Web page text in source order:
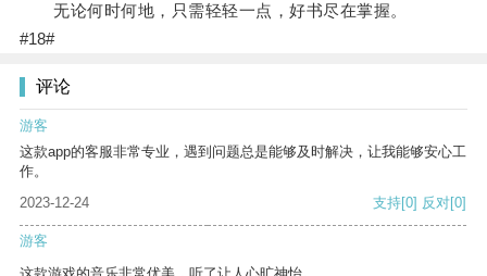
无论何时何地，只需轻轻一点，好书尽在掌握。
#18#
评论
游客
这款app的客服非常专业，遇到问题总是能够及时解决，让我能够安心工
作。
2023-12-24
支持[0] 反对[0]
游客